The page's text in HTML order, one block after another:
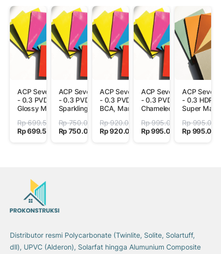
ACP Seven 4 mm
- 0.3 PVDF - Doff
Glossy Metallic
Rp 699.500
Rp 699.500
ACP Seven 4 mm
- 0.3 PVDF -
Sparkling, Olive
Grey, Gold
Diamond
Rp 750.000
Rp 750.000
ACP Seven 4 mm
- 0.3 PVDF - BRI,
BCA, Mandiri
Rp 920.000
Rp 920.000
ACP Seven 4 mm
- 0.3 PVDF -
Chameleon, 3D
Rp 995.000
Rp 995.000
ACP Seven
- 0.3 HDPE -
Super Matt,
Rp 995.000
Rp 995.000
Distributor resmi Polycarbonate (Twinlite, Solite, Solartuff,
dll), UPVC (Alderon), Solarfat hingga Alumunium Composite